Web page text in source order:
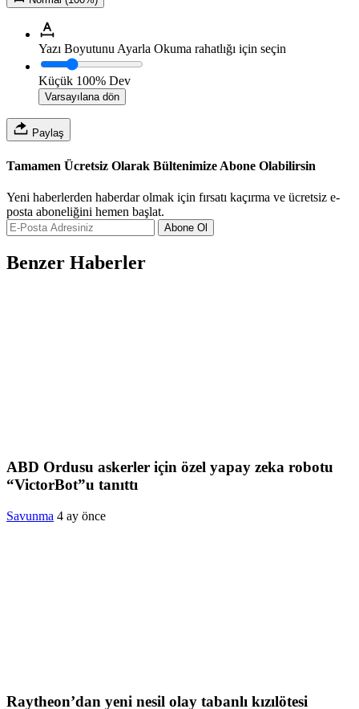
Yazı Boyutunu Ayarla Okuma rahatlığı için seçin
Küçük 100% Dev
Varsayılana dön
Paylaş
Tamamen Ücretsiz Olarak Bültenimize Abone Olabilirsin
Yeni haberlerden haberdar olmak için fırsatı kaçırma ve ücretsiz e-
posta aboneliğini hemen başlat.
Abone Ol
Benzer Haberler
ABD Ordusu askerler için özel yapay zeka robotu
“VictorBot”u tanıttı
Savunma 4 ay önce
Raytheon’dan yeni nesil olay tabanlı kızılötesi